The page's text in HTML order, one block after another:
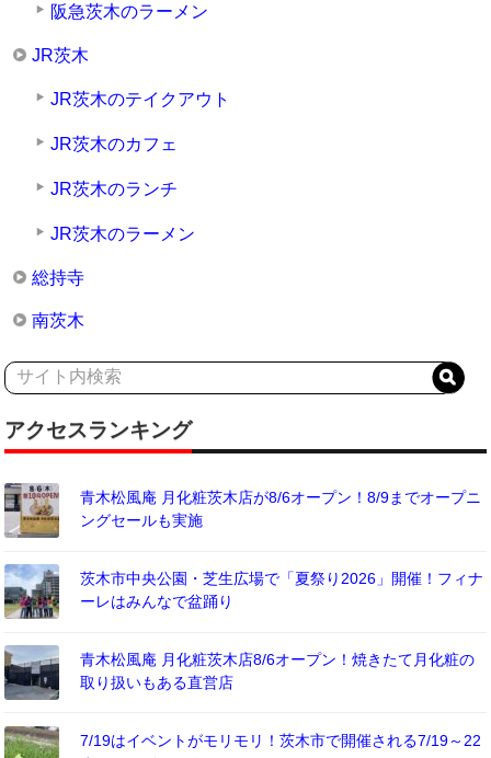
阪急茨木のラーメン
JR茨木
JR茨木のテイクアウト
JR茨木のカフェ
JR茨木のランチ
JR茨木のラーメン
総持寺
南茨木
アクセスランキング
青木松風庵 月化粧茨木店が8/6オープン！8/9までオープニ
ングセールも実施
茨木市中央公園・芝生広場で「夏祭り2026」開催！フィナ
ーレはみんなで盆踊り
青木松風庵 月化粧茨木店8/6オープン！焼きたて月化粧の
取り扱いもある直営店
7/19はイベントがモリモリ！茨木市で開催される7/19～22